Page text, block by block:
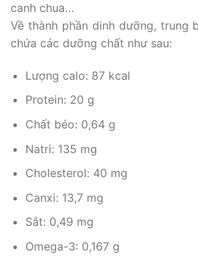
canh chua…
Về thành phần dinh dưỡng, trung
chứa các dưỡng chất như sau:
Lượng calo: 87 kcal
Protein: 20 g
Chất béo: 0,64 g
Natri: 135 mg
Cholesterol: 40 mg
Canxi: 13,7 mg
Sắt: 0,49 mg
Omega-3: 0,167 g